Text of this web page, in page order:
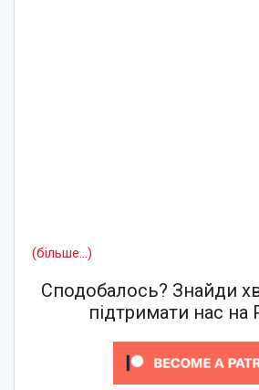
(більше…)
Сподобалось? Знайди
підтримати нас на